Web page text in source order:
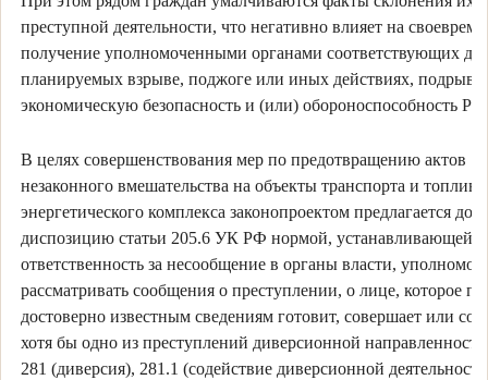
преступной деятельности, что негативно влияет на
получение уполномоченными органами соответствующих
планируемых взрыве, поджоге или иных действиях,
экономическую безопасность и (или) обороноспособность
В целях совершенствования мер по предотвращению актов
незаконного вмешательства на объекты транспорта и
энергетического комплекса законопроектом предлагается
диспозицию статьи 205.6 УК РФ нормой, устанавливающей
ответственность за несообщение в органы власти,
рассматривать сообщения о преступлении, о лице, которое по
достоверно известным сведениям готовит, совершает или
хотя бы одно из преступлений диверсионной
281 (диверсия), 281.1 (содействие диверсионной